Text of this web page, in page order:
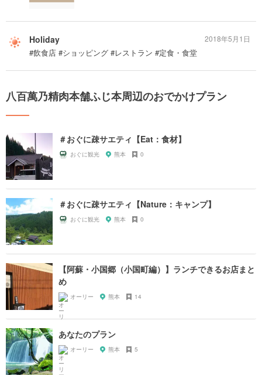
Holiday
#飲食店 #ショッピング #レストラン #定食・食堂
2018年5月1日
八百萬乃精肉本舗ふじ本周辺のおでかけプラン
＃おぐに疎サエティ【Eat：食材】
おぐに観光 熊本 0
＃おぐに疎サエティ【Nature：キャンプ】
おぐに観光 熊本 0
【阿蘇・小国郷（小国町編）】ランチできるお店まと
め
オーリー 熊本 14
あなたのプラン
オーリー 熊本 5